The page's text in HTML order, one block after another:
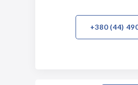
+380 (44)